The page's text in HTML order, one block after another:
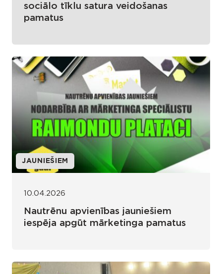
sociālo tīklu satura veidošanas
pamatus
JAUNIEŠIEM
10.04.2026
Nautrēnu apvienības jauniešiem
iespēja apgūt mārketinga pamatus